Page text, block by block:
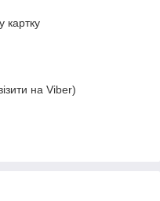
картку
на Viber)